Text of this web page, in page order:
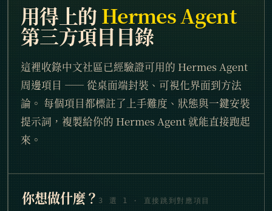
用得上的Hermes Agent
第三方項目目錄
這裡收錄中文社區已經驗證可用的 Hermes Agent
周邊項目 —— 從桌面端封裝、可視化界面到方法
論。 每個項目都標註了上手難度、狀態與一鍵安裝
提示詞，複製給你的 Hermes Agent 就能直接跑起
來。
你想做什麼？ 3 選 1 · 直接跳到對應項目